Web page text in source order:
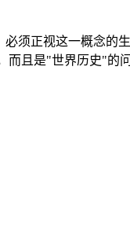
须正视这一概念的
而且是"世界历史"